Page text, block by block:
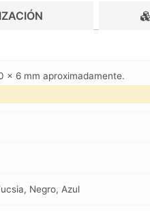
x 6 mm aproximadamente.
Negro, Azul